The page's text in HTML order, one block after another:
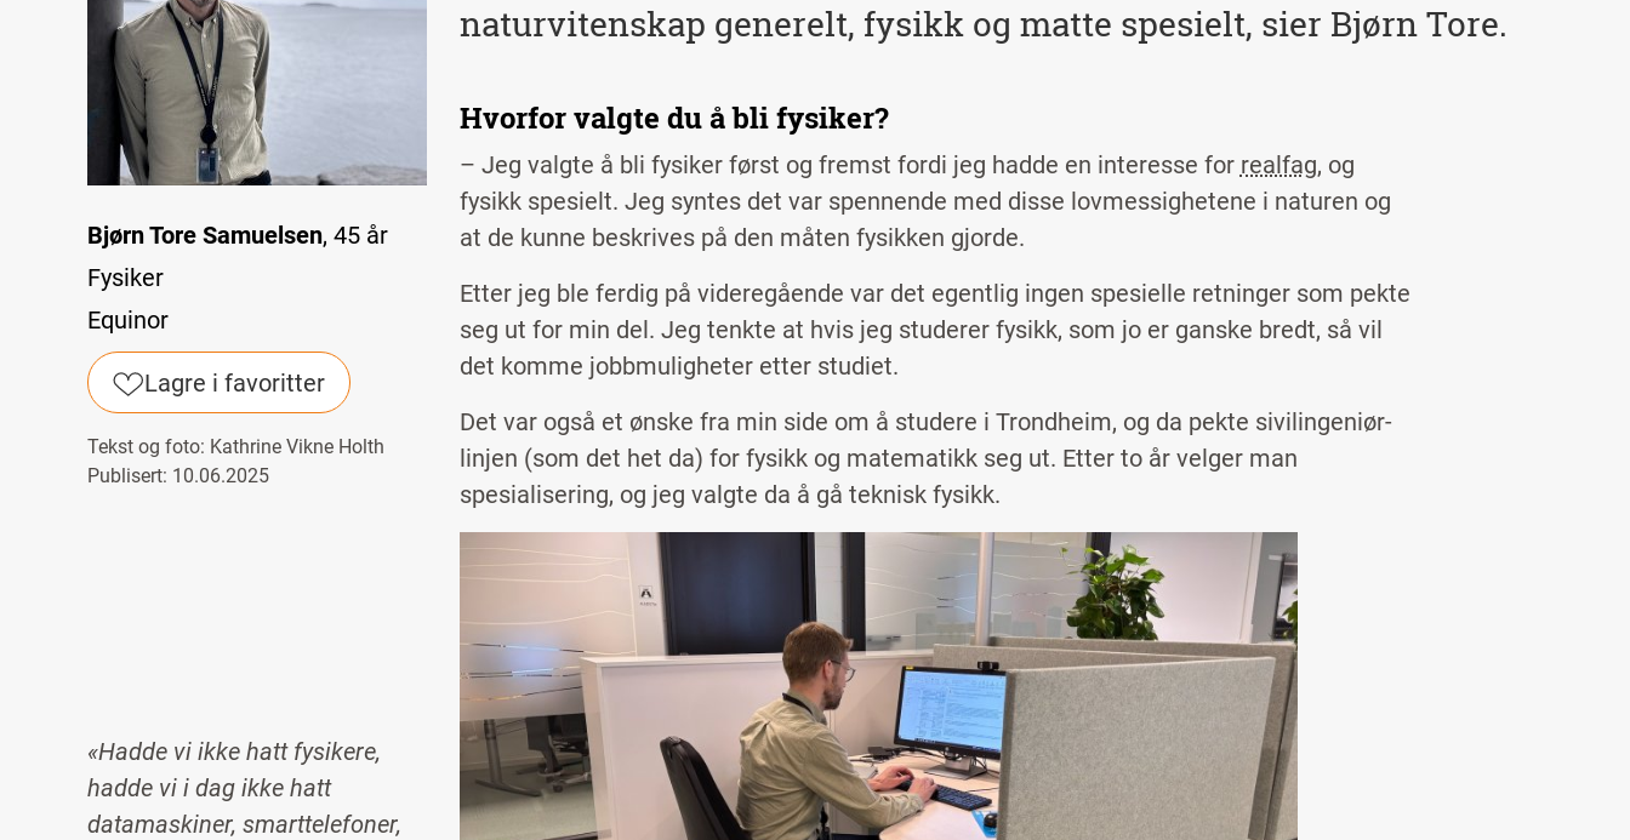
naturvitenskap generelt, fysikk og matte spesielt, sier Bjørn Tore.
Bjørn Tore Samuelsen, 45 år
Fysiker
Equinor
Lagre i favoritter
Tekst og foto: Kathrine Vikne Holth
Publisert: 10.06.2025
«Hadde vi ikke hatt fysikere,
hadde vi i dag ikke hatt
datamaskiner, smarttelefoner,
Hvorfor valgte du å bli fysiker?
– Jeg valgte å bli fysiker først og fremst fordi jeg hadde en interesse for realfag, og
fysikk spesielt. Jeg syntes det var spennende med disse lovmessighetene i naturen og
at de kunne beskrives på den måten fysikken gjorde.
Etter jeg ble ferdig på videregående var det egentlig ingen spesielle retninger som pekte
seg ut for min del. Jeg tenkte at hvis jeg studerer fysikk, som jo er ganske bredt, så vil
det komme jobbmuligheter etter studiet.
Det var også et ønske fra min side om å studere i Trondheim, og da pekte sivilingeniør-
linjen (som det het da) for fysikk og matematikk seg ut. Etter to år velger man
spesialisering, og jeg valgte da å gå teknisk fysikk.
Image